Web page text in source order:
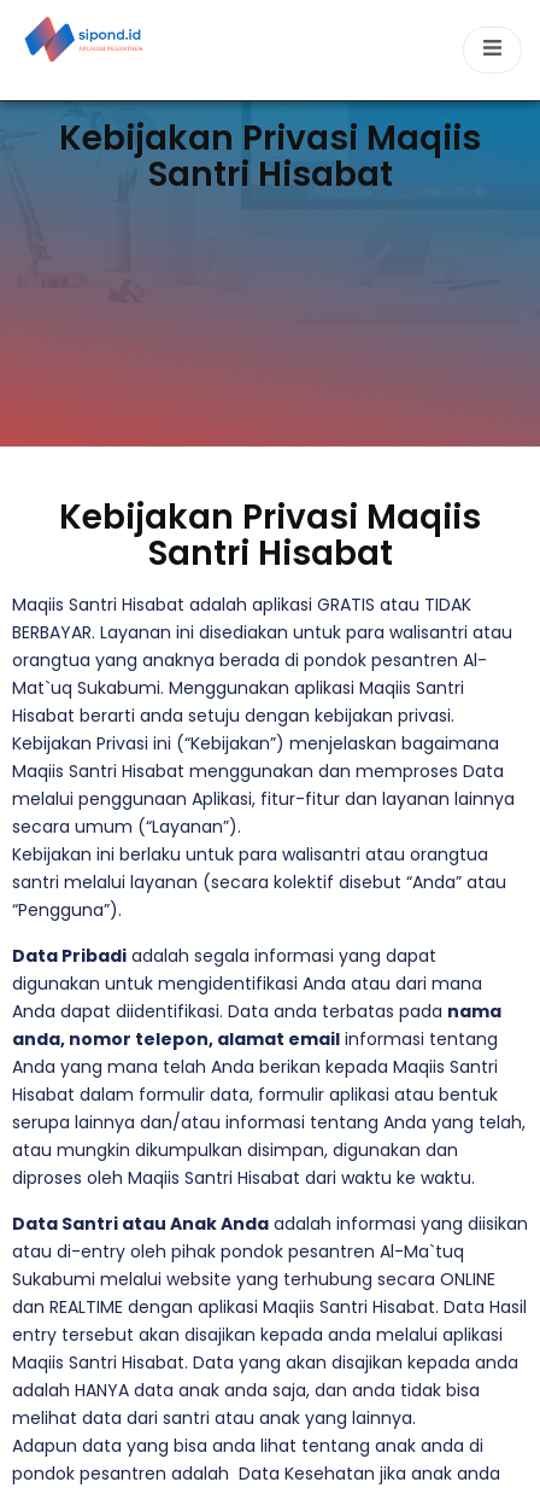
Kebijakan Privasi Maqiis
Santri Hisabat
Kebijakan Privasi Maqiis
Santri Hisabat
Maqiis Santri Hisabat adalah aplikasi GRATIS atau TIDAK
BERBAYAR. Layanan ini disediakan untuk para walisantri atau
orangtua yang anaknya berada di pondok pesantren Al-
Mat`uq Sukabumi. Menggunakan aplikasi Maqiis Santri
Hisabat berarti anda setuju dengan kebijakan privasi.
Kebijakan Privasi ini (“Kebijakan”) menjelaskan bagaimana
Maqiis Santri Hisabat menggunakan dan memproses Data
melalui penggunaan Aplikasi, fitur-fitur dan layanan lainnya
secara umum (“Layanan”).
Kebijakan ini berlaku untuk para walisantri atau orangtua
santri melalui layanan (secara kolektif disebut “Anda” atau
“Pengguna”).
Data Pribadi adalah segala informasi yang dapat
digunakan untuk mengidentifikasi Anda atau dari mana
Anda dapat diidentifikasi. Data anda terbatas pada nama
anda, nomor telepon, alamat email informasi tentang
Anda yang mana telah Anda berikan kepada Maqiis Santri
Hisabat dalam formulir data, formulir aplikasi atau bentuk
serupa lainnya dan/atau informasi tentang Anda yang telah,
atau mungkin dikumpulkan disimpan, digunakan dan
diproses oleh Maqiis Santri Hisabat dari waktu ke waktu.
Data Santri atau Anak Anda adalah informasi yang diisikan
atau di-entry oleh pihak pondok pesantren Al-Ma`tuq
Sukabumi melalui website yang terhubung secara ONLINE
dan REALTIME dengan aplikasi Maqiis Santri Hisabat. Data Hasil
entry tersebut akan disajikan kepada anda melalui aplikasi
Maqiis Santri Hisabat. Data yang akan disajikan kepada anda
adalah HANYA data anak anda saja, dan anda tidak bisa
melihat data dari santri atau anak yang lainnya.
Adapun data yang bisa anda lihat tentang anak anda di
pondok pesantren adalah Data Kesehatan jika anak anda